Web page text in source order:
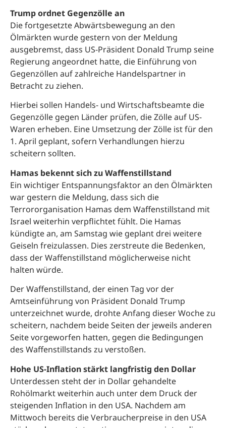
Trump ordnet Gegenzölle an
Die fortgesetzte Abwärtsbewegung an den
Ölmärkten wurde gestern von der Meldung
ausgebremst, dass US-Präsident Donald Trump seine
Regierung angeordnet hatte, die Einführung von
Gegenzöllen auf zahlreiche Handelspartner in
Betracht zu ziehen.
Hierbei sollen Handels- und Wirtschaftsbeamte die
Gegenzölle gegen Länder prüfen, die Zölle auf US-
Waren erheben. Eine Umsetzung der Zölle ist für den
1. April geplant, sofern Verhandlungen hierzu
scheitern sollten.
Hamas bekennt sich zu Waffenstillstand
Ein wichtiger Entspannungsfaktor an den Ölmärkten
war gestern die Meldung, dass sich die
Terrororganisation Hamas dem Waffenstillstand mit
Israel weiterhin verpflichtet fühlt. Die Hamas
kündigte an, am Samstag wie geplant drei weitere
Geiseln freizulassen. Dies zerstreute die Bedenken,
dass der Waffenstillstand möglicherweise nicht
halten würde.
Der Waffenstillstand, der einen Tag vor der
Amtseinführung von Präsident Donald Trump
unterzeichnet wurde, drohte Anfang dieser Woche zu
scheitern, nachdem beide Seiten der jeweils anderen
Seite vorgeworfen hatten, gegen die Bedingungen
des Waffenstillstands zu verstoßen.
Hohe US-Inflation stärkt langfristig den Dollar
Unterdessen steht der in Dollar gehandelte
Rohölmarkt weiterhin auch unter dem Druck der
steigenden Inflation in den USA. Nachdem am
Mittwoch bereits die Verbraucherpreise in den USA